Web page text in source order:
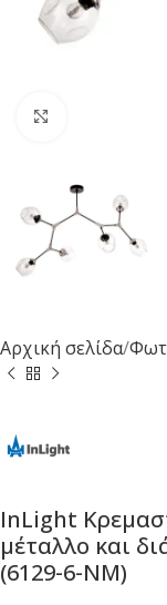
Αρχική σελίδα
InLight
μέταλλο και
(6129-6-ΝΜ)